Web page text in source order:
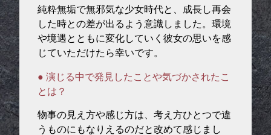
純粋無垢で無邪気な少女時代と、成長し再会
した時との差が出るよう意識しました。環境
や境遇とともに変化していく彼女の思いを感
じていただけたら幸いです。
● 演じる中で発見したことや気づかされたこ
とは？
物事の見え方や感じ方は、考え方ひとつで違
うものにもなりえるのだと改めて感じまし